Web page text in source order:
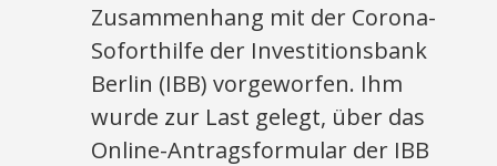
Zusammenhang mit der Corona-
Soforthilfe der Investitionsbank
Berlin (IBB) vorgeworfen. Ihm
wurde zur Last gelegt, über das
Online-Antragsformular der IBB